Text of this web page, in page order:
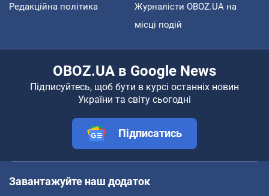
Редакційна політика
Журналісти OBOZ.UA на
місці подій
OBOZ.UA в Google News
Підписуйтесь, щоб бути в курсі останніх новин
України та світу сьогодні
Підписатись
Завантажуйте наш додаток